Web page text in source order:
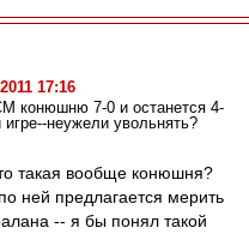
17:16
конюшню 7-0 и останется 4-
неужели увольнять?
такая вообще конюшня?
ней предлагается мерить
-- я бы понял такой